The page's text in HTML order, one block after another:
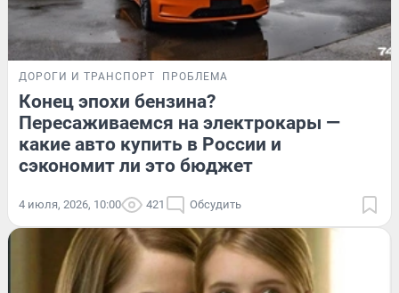
ДОРОГИ И ТРАНСПОРТ ПРОБЛЕМА
Конец эпохи бензина?
Пересаживаемся на электрокары —
какие авто купить в России и
сэкономит ли это бюджет
4 июля, 2026, 10:00 421 Обсудить